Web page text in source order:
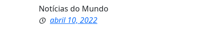
Notícias do Mundo
abril 10, 2022